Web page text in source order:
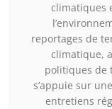
climatiques
reportages de
climatique,
politiques de
s’appuie sur
entretiens